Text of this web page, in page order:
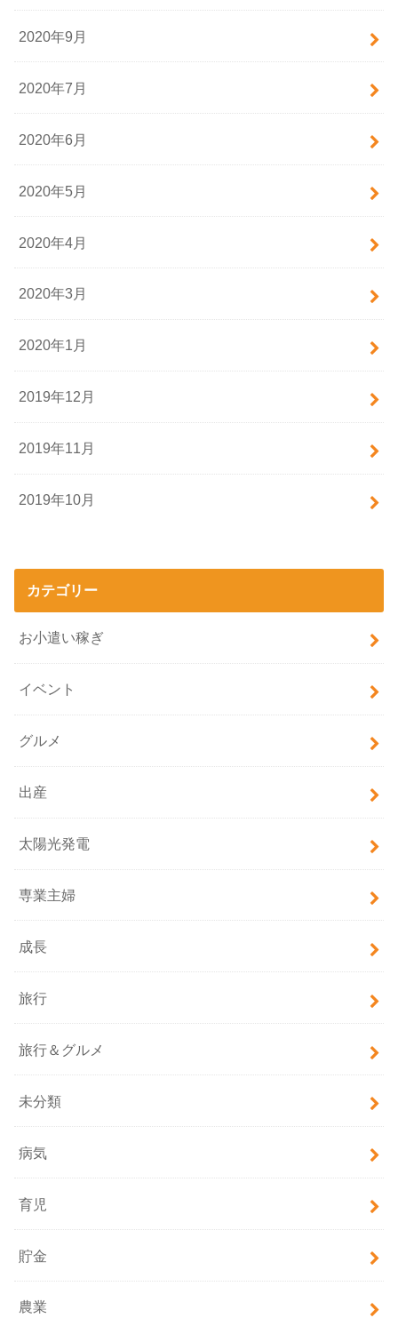
2020年9月
2020年7月
2020年6月
2020年5月
2020年4月
2020年3月
2020年1月
2019年12月
2019年11月
2019年10月
カテゴリー
お小遣い稼ぎ
イベント
グルメ
出産
太陽光発電
専業主婦
成長
旅行
旅行＆グルメ
未分類
病気
育児
貯金
農業